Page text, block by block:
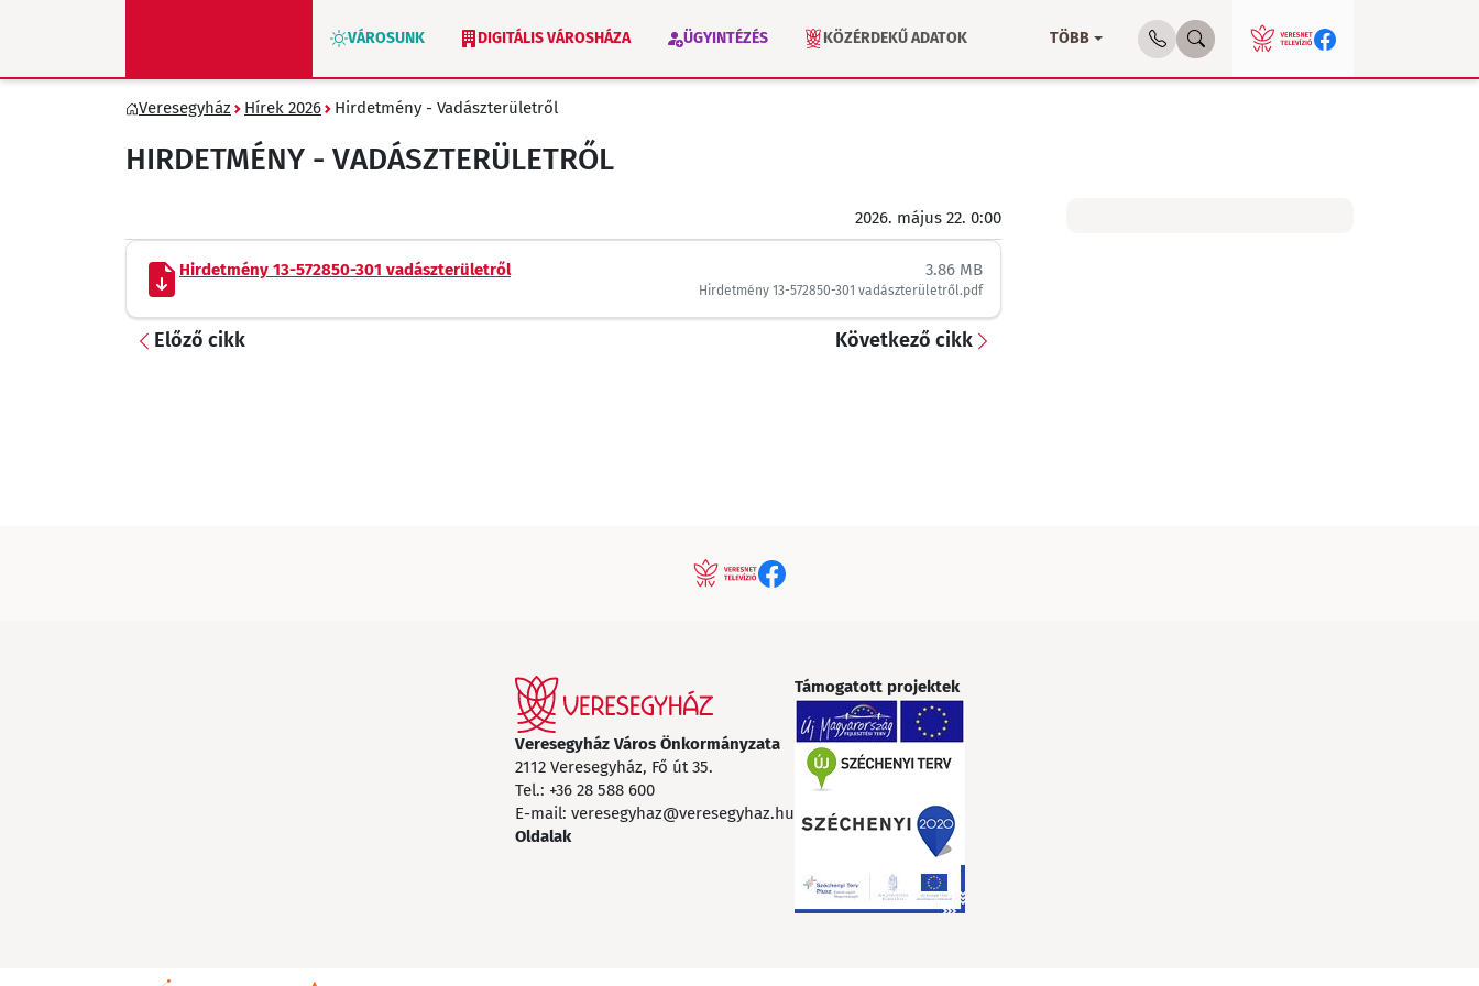
VÁROSUNK DIGITÁLIS VÁROSHÁZA ÜGYINTÉZÉS KÖZÉRDEKŰ ADATOK
ZÖLD VERESEGYHÁZ VÁLASZTÁS 2026
TÖBB
Veresegyház Hírek 2026 Hirdetmény - Vadászterületről
HIRDETMÉNY - VADÁSZTERÜLETRŐL
2026. május 22. 0:00
Hirdetmény 13-572850-301 vadászterületről 3.86 MB
Hirdetmény 13-572850-301 vadászterületről.pdf
Előző cikk Következő cikk
Veresegyház Város Önkormányzata
2112 Veresegyház, Fő út 35.
Tel.: +36 28 588 600
E-mail: veresegyhaz@veresegyhaz.hu
Oldalak
Támogatott projektek